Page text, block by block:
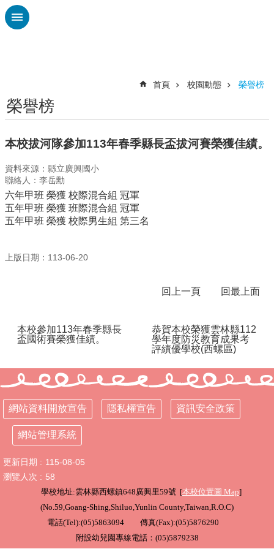
跳到主要內容區塊
認
廣
興
校
刊
專
欄
動
室
程
專
區
校
務
E
化
學
首頁 校園動態 榮譽榜
榮譽榜
本校拔河隊參加113年春季縣長盃拔河賽榮獲佳績。
資料來源：縣立廣興國小
聯絡人：李岳勳
六年甲班 榮獲 校際混合組 冠軍
五年甲班 榮獲 班際混合組 冠軍
五年甲班 榮獲 校際男生組 第三名
上版日期：113-06-20
回上一頁 回最上面
本校參加113年春季縣長
盃國術賽榮獲佳績。
恭賀本校榮獲雲林縣112
學年度防災教育成果考
評績優學校(西螺區)
網站資料開放宣告 隱私權宣告 資訊安全政策
網站管理系統
更新日期
115-08-05
瀏覽人次
58
學校地址:雲林縣西螺鎮648廣興里59號 [本校位置圖 Map]
(No.59,Goang-Shing,Shiluo,Yunlin County,Taiwan,R.O.C)
電話(Tel):(05)5863094 傳真(Fax):(05)5876290
附設幼兒園專線電話：(05)5879238